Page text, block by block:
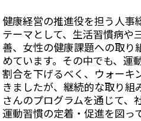
健康経営の推進役を担う人事
テーマとして、生活習慣病や
善、女性の健康課題への取り
めています。その中でも、運
割合を下げるべく、ウォーキ
きましたが、継続的な取り組
さんのプログラムを通じて、
運動習慣の定着・促進を図っ